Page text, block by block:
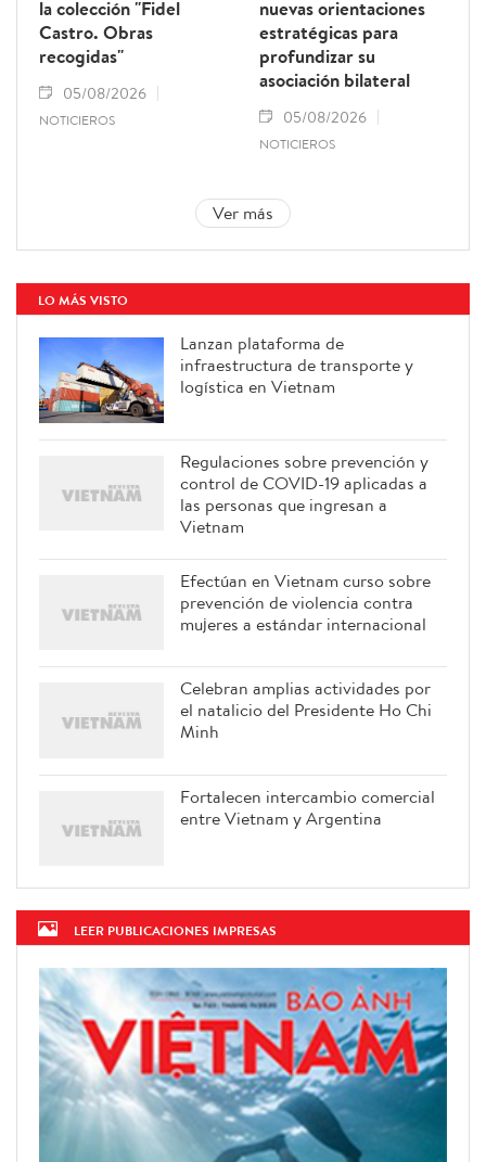
la colección "Fidel
Castro. Obras
recogidas"
05/08/2026
NOTICIEROS
nuevas orientaciones
estratégicas para
profundizar su
asociación bilateral
05/08/2026
NOTICIEROS
Ver más
LO MÁS VISTO
Lanzan plataforma de
infraestructura de transporte y
logística en Vietnam
Regulaciones sobre prevención y
control de COVID-19 aplicadas a
las personas que ingresan a
Vietnam
Efectúan en Vietnam curso sobre
prevención de violencia contra
mujeres a estándar internacional
Celebran amplias actividades por
el natalicio del Presidente Ho Chi
Minh
Fortalecen intercambio comercial
entre Vietnam y Argentina
LEER PUBLICACIONES IMPRESAS